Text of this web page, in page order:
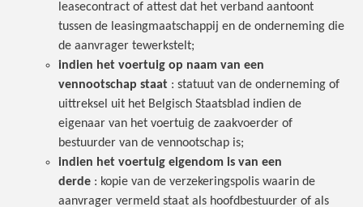
leasecontract of attest dat het verband aantoont
tussen de leasingmaatschappij en de onderneming die
de aanvrager tewerkstelt;
indien het voertuig op naam van een
vennootschap staat : statuut van de onderneming of
uittreksel uit het Belgisch Staatsblad indien de
eigenaar van het voertuig de zaakvoerder of
bestuurder van de vennootschap is;
indien het voertuig eigendom is van een
derde : kopie van de verzekeringspolis waarin de
aanvrager vermeld staat als hoofdbestuurder of als